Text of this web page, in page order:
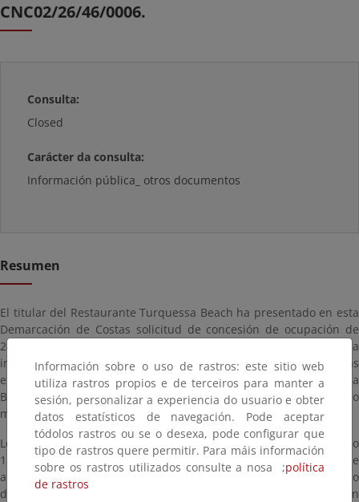
CNC02/26/46/0006.
Consulta:
Closed
Carácter da consulta:
Información pública_ otros documentos
Resumen
El titular del Restaurante Turquessa Beach ha presentado en esta
Demarcación de Costas solicitud de concesión de ocupación de
244,83 m² de dominio público marítimo-terrestre, con destino a
instalación de pérgolas y acondicionamiento de las terrazas
exteriores asociadas a la actividad del restaurante “Turquessa
Beach”, situado en la Avenida de Castellón N.º 9, en el término
municipal de Cullera (Valencia).
Lo que se hace público, en virtud de lo dispuesto en el artículo
152.8 del Real Decreto 876/2014, de 10 de octubre, por el que se
aprueba el Reglamento General de Costas, para que, en el plazo
de veinte (20) días hábiles, a contar desde la fecha de publicación
Información sobre o uso de rastros: este sitio web
utiliza rastros propios e de terceiros para manter a
sesión, personalizar a experiencia do usuario e obter
datos estatísticos de navegación. Pode aceptar
tódolos rastros ou se o desexa, pode configurar que
tipo de rastros quere permitir. Para máis información
sobre os rastros utilizados consulte a nosa ;política
de rastros